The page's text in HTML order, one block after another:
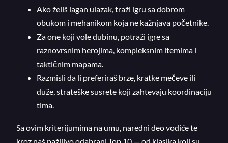
Ako želiš lagan ulazak, traži igru sa dobrom
obukom i mehanikom koja ne kažnjava početnike.
Za one koji vole dubinu, potraži igre sa
raznovrsnim herojima, kompleksnim itemima i
taktičnim mapama.
Razmisli da li preferiraš brze, kratke mečeve ili
duže, strateške susrete koji zahtevaju koordinaciju
tima.
Sa ovim kriterijumima na umu, naredni deo vodiće te
kroz naš pažljivo odabrani Top 10 — od klasika koji su